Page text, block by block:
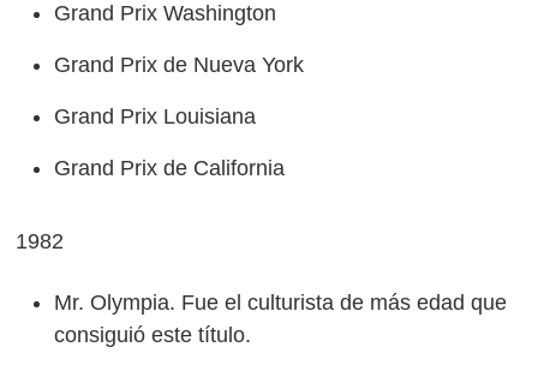
Grand Prix Washington
Grand Prix de Nueva York
Grand Prix Louisiana
Grand Prix de California
1982
Mr. Olympia. Fue el culturista de más edad que
consiguió este título.